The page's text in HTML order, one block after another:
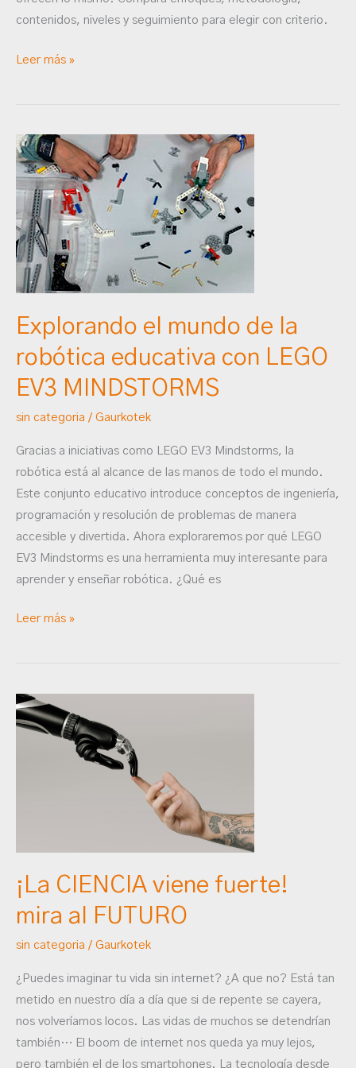
contenidos, niveles y seguimiento para elegir con criterio.
Leer más »
Explorando el mundo de la
robótica educativa con LEGO
EV3 MINDSTORMS
sin categoria / Gaurkotek
Gracias a iniciativas como LEGO EV3 Mindstorms, la
robótica está al alcance de las manos de todo el mundo.
Este conjunto educativo introduce conceptos de ingeniería,
programación y resolución de problemas de manera
accesible y divertida. Ahora exploraremos por qué LEGO
EV3 Mindstorms es una herramienta muy interesante para
aprender y enseñar robótica. ¿Qué es
Explorando
el
mundo
de
la
robótica
educativa
con
LEGO
EV3
MINDSTORMS
Leer más »
¡La CIENCIA viene fuerte!
mira al FUTURO
sin categoria / Gaurkotek
¿Puedes imaginar tu vida sin internet? ¿A que no? Está tan
metido en nuestro día a día que si de repente se cayera,
nos volveríamos locos. Las vidas de muchos se detendrían
también… El boom de internet nos queda ya muy lejos,
pero también el de los smartphones. La tecnología desde
¡La
CIENCIA